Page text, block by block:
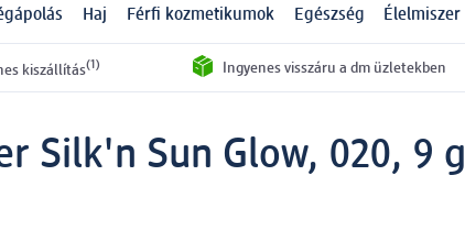
Haj Férfi kozmetikumok Egészség Élelmiszer
kiszállítás(1) Ingyenes visszáru a dm üzletekben
Silk'n Sun Glow, 020, 9 g